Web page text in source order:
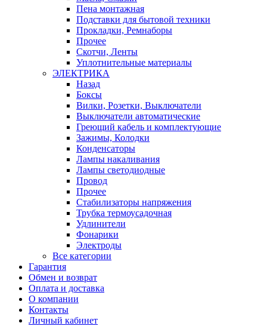
Пена монтажная
Подставки для бытовой техники
Прокладки, Ремнаборы
Прочее
Скотчи, Ленты
Уплотнительные материалы
ЭЛЕКТРИКА
Назад
Боксы
Вилки, Розетки, Выключатели
Выключатели автоматические
Греющий кабель и комплектующие
Зажимы, Колодки
Конденсаторы
Лампы накаливания
Лампы светодиодные
Провод
Прочее
Стабилизаторы напряжения
Трубка термоусадочная
Удлинители
Фонарики
Электроды
Все категории
Гарантия
Обмен и возврат
Оплата и доставка
О компании
Контакты
Личный кабинет